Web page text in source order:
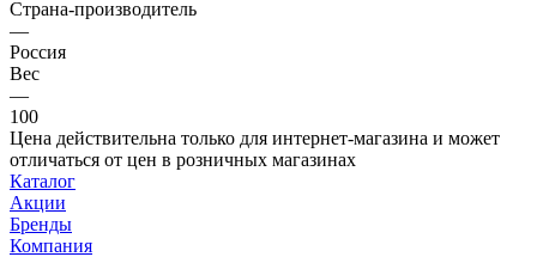
Страна-производитель
—
Россия
Вес
—
100
Цена действительна только для интернет-магазина и может
отличаться от цен в розничных магазинах
Каталог
Акции
Бренды
Компания